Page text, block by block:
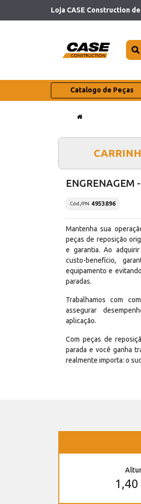
Loja CASE Construction
Catalogo de Peças
ENGRENAGEM
Cód./PN 4953896
Mantenha sua
peças de reposição
e garantia. Ao
custo-benefício,
equipamento e
paradas.
Trabalhamos com
assegurar
aplicação.
Com peças de
parada e você ganha
realmente importa: o
1,40